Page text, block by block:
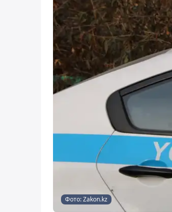
Фото: Zakon.kz